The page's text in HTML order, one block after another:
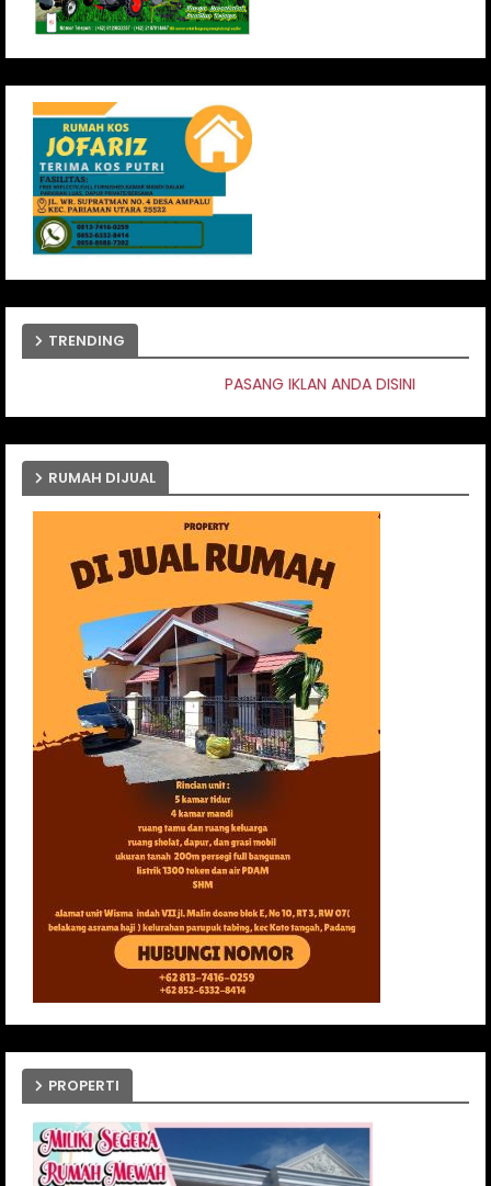
TRENDING
PASANG IKLAN ANDA DISINI
RUMAH DIJUAL
PROPERTI